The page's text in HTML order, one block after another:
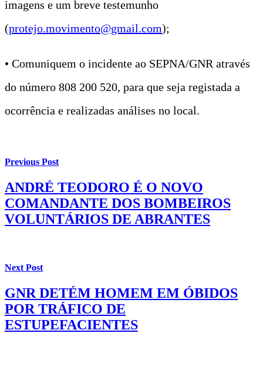
imagens e um breve testemunho
(protejo.movimento@gmail.com);
• Comuniquem o incidente ao SEPNA/GNR através
do número 808 200 520, para que seja registada a
ocorrência e realizadas análises no local.
Previous Post
ANDRÉ TEODORO É O NOVO
COMANDANTE DOS BOMBEIROS
VOLUNTÁRIOS DE ABRANTES
Next Post
GNR DETÉM HOMEM EM ÓBIDOS
POR TRÁFICO DE
ESTUPEFACIENTES